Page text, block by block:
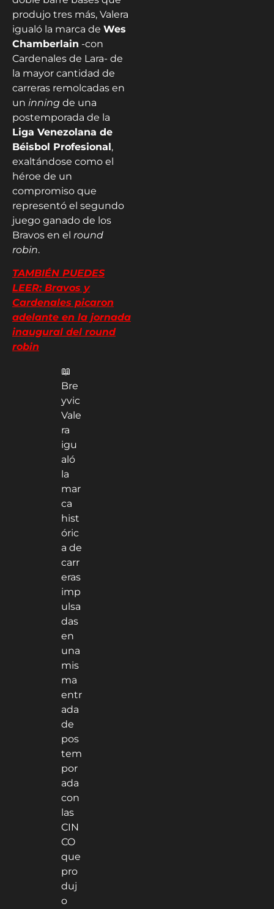
produjo tres más, Valera
igualó la marca de Wes
Chamberlain -con
Cardenales de Lara- de
la mayor cantidad de
carreras remolcadas en
un inning de una
postemporada de la
Liga Venezolana de
Béisbol Profesional,
exaltándose como el
héroe de un
compromiso que
representó el segundo
juego ganado de los
Bravos en el round
robin.
TAMBIÉN PUEDES
LEER: Bravos y
Cardenales picaron
adelante en la jornada
inaugural del round
robin
📖
Bre
yvic
Vale
ra
igu
aló
la
mar
ca
hist
óric
a de
carr
eras
imp
ulsa
das
en
una
mis
ma
entr
ada
de
pos
tem
por
ada
con
las
CIN
CO
que
pro
duj
o